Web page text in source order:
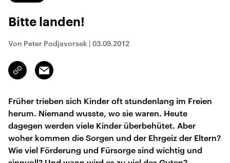
Bitte landen!
Von Peter Podjavorsek | 03.09.2012
Link
kopieren/teilen
Email
Früher trieben sich Kinder oft stundenlang im Freien
herum. Niemand wusste, wo sie waren. Heute
dagegen werden viele Kinder überbehütet. Aber
woher kommen die Sorgen und der Ehrgeiz der Eltern?
Wie viel Förderung und Fürsorge sind wichtig und